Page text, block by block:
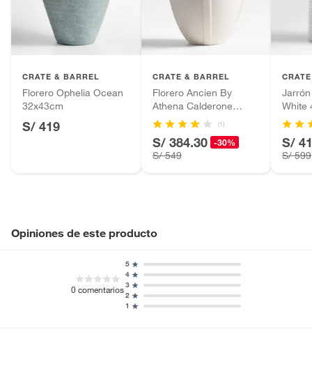
Productos hechos a medida.
Pinturas de color a pedido.
Plantas.
Productos que hayan sido previamente instalados.
Baterías de auto.
Motocicletas y bicicletas motorizadas.
Licores y cigarros electrónicos.
CRATE & BARREL
Florero Ophelia Ocean
32x43cm
S/ 419
CRATE & BARREL
Florero Ancien By
Athena Calderone
43cm
(1)
S/ 384.30 -30%
S/ 549
White
S/
S/ 599
Opiniones de este producto
0comentarios
1
2
3
4
5